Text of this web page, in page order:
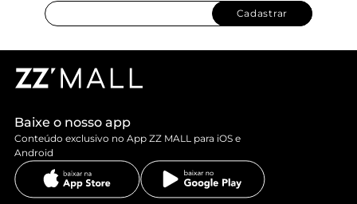
Cadastrar
Baixe o nosso app
Conteúdo exclusivo no App ZZ MALL para iOS e
Android